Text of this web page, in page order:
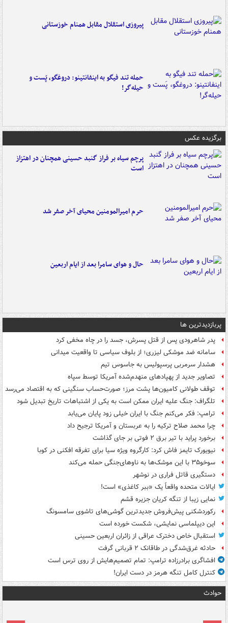
پیروزی استقلال مقابل همنام خوزستانی
حمله تند فیگو به اینفانتینو: دروغگو، پَست‌ و
حیله‌گر!
برگزیده عکس
پرچم سیاه بر فراز گنبد حسینی همچنان در اهتزاز
است
حرم امیرالمومنین محیای آخر صفر شد
حال و هوای سامرا بعد از ایام اربعین
پربازدیدترین ها
پدر شاهرودی پس از قتل پسرش، جسد را در چاه مخفی کرد
سامانه ضد موشکی لیزری؛ از بلوف سیاسی تا واقعیت میدانی
هشدار سرمربی پرسپولیس به جاسوس تیم
تصاویر جدید از پهپادهای منهدم‌شده آمریکا توسط سپاه
توقف طولانی کامیون‌ها پشت مرز؛ صورت‌حساب سنگینی که به اقتصاد می‌رسد
تلگراف: جنگ علیه ایران ممکن است به یکی از اشتباهات تاریخ تبدیل شود
ترامپ: فکر می‌کنم جنگ با ایران خیلی زود پایان می‌یابد
چرا محمد صلاح ترکیه را به عربستان و آمریکا ترجیح داد
برخورد پراید با تیر برق ۲ فوتی بر جای گذاشت
نیویورک تایمز فاش کرد: کارگروه ویژه سیا برای تفرقه افکنی در کوبا
سوخو۳۵ با این موشک‌ها به ناوهای‌جنگی حمله می‌کند
دستگیری قاتل فراری در نوشهر
ایالات متحده واقعاً یک «ببر کاغذی» است!
نمایی زیبا از تنگه کریان جزیره قشم
رکوردشکنی پیش‌فروش جدیدترین گوشی‌های تاشوی سامسونگ
این دیپلماسی نمایشی، شکست خورده است
استقبال خاص دخترک عراقی از زائران اربعین حسینی
حادثه غرق‌شدگی در طاقانک ۲ قربانی گرفت
افشاگری برادرزاده ترامپ: تمام تصمیم‌هایش از روی ترس است
کنترل کامل تنگه هرمز در دست ایران!
حوادث